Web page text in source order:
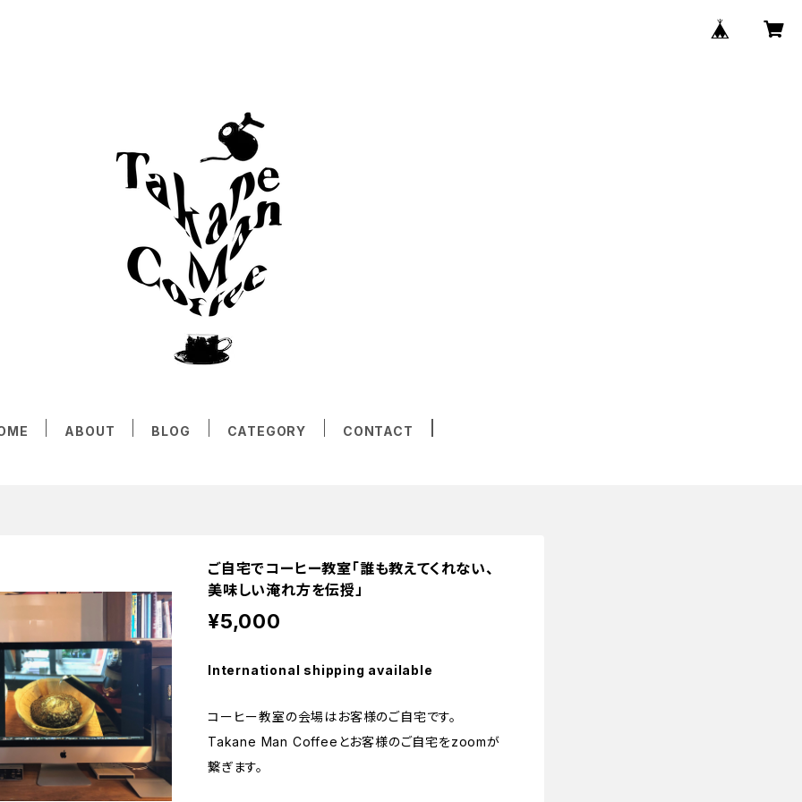
ABOUT BLOG CATEGORY CONTACT
ご自宅でコーヒー教室「誰も教えてくれない、
美味しい淹れ方を伝授」
¥5,000
International shipping available
コーヒー教室の会場はお客様のご自宅です。
Takane Man Coffeeとお客様のご自宅をzoomが
繋ぎます。